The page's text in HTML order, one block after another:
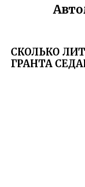
СКОЛЬКО
ГРАНТА